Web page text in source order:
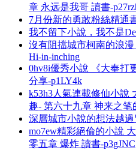
章 永远是我哥 讀書-
7月份新的勇敢粉絲精通
我不留下小說，我不是
沒有阻擋城市柯南的浪
Hi-in-inching
0hv8i優秀小說 《大奉打
分享-p1LY4k
k53h3人氣連載修仙小說
趣- 第六十九章 神来之笔
深層城市小說的想法越
mo7ew精彩絕倫的小說
零五章 爆炸 讀書-p3gJNC